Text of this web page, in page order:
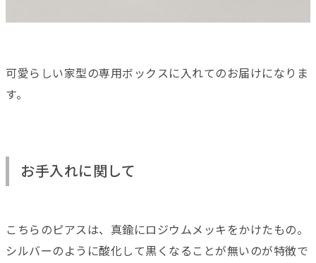
可愛らしい家型の専用ボックスに入れてのお届けになりま
す。
お手入れに関して
こちらのピアスは、真鍮にロジウムメッキをかけたもの。
シルバーのように酸化して黒くなることが無いのが特徴で